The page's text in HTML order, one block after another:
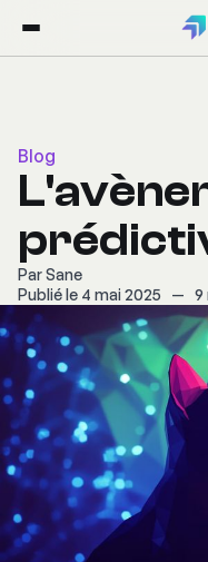
Blog
ParSane
Publié le 4 mai 2025
— 9